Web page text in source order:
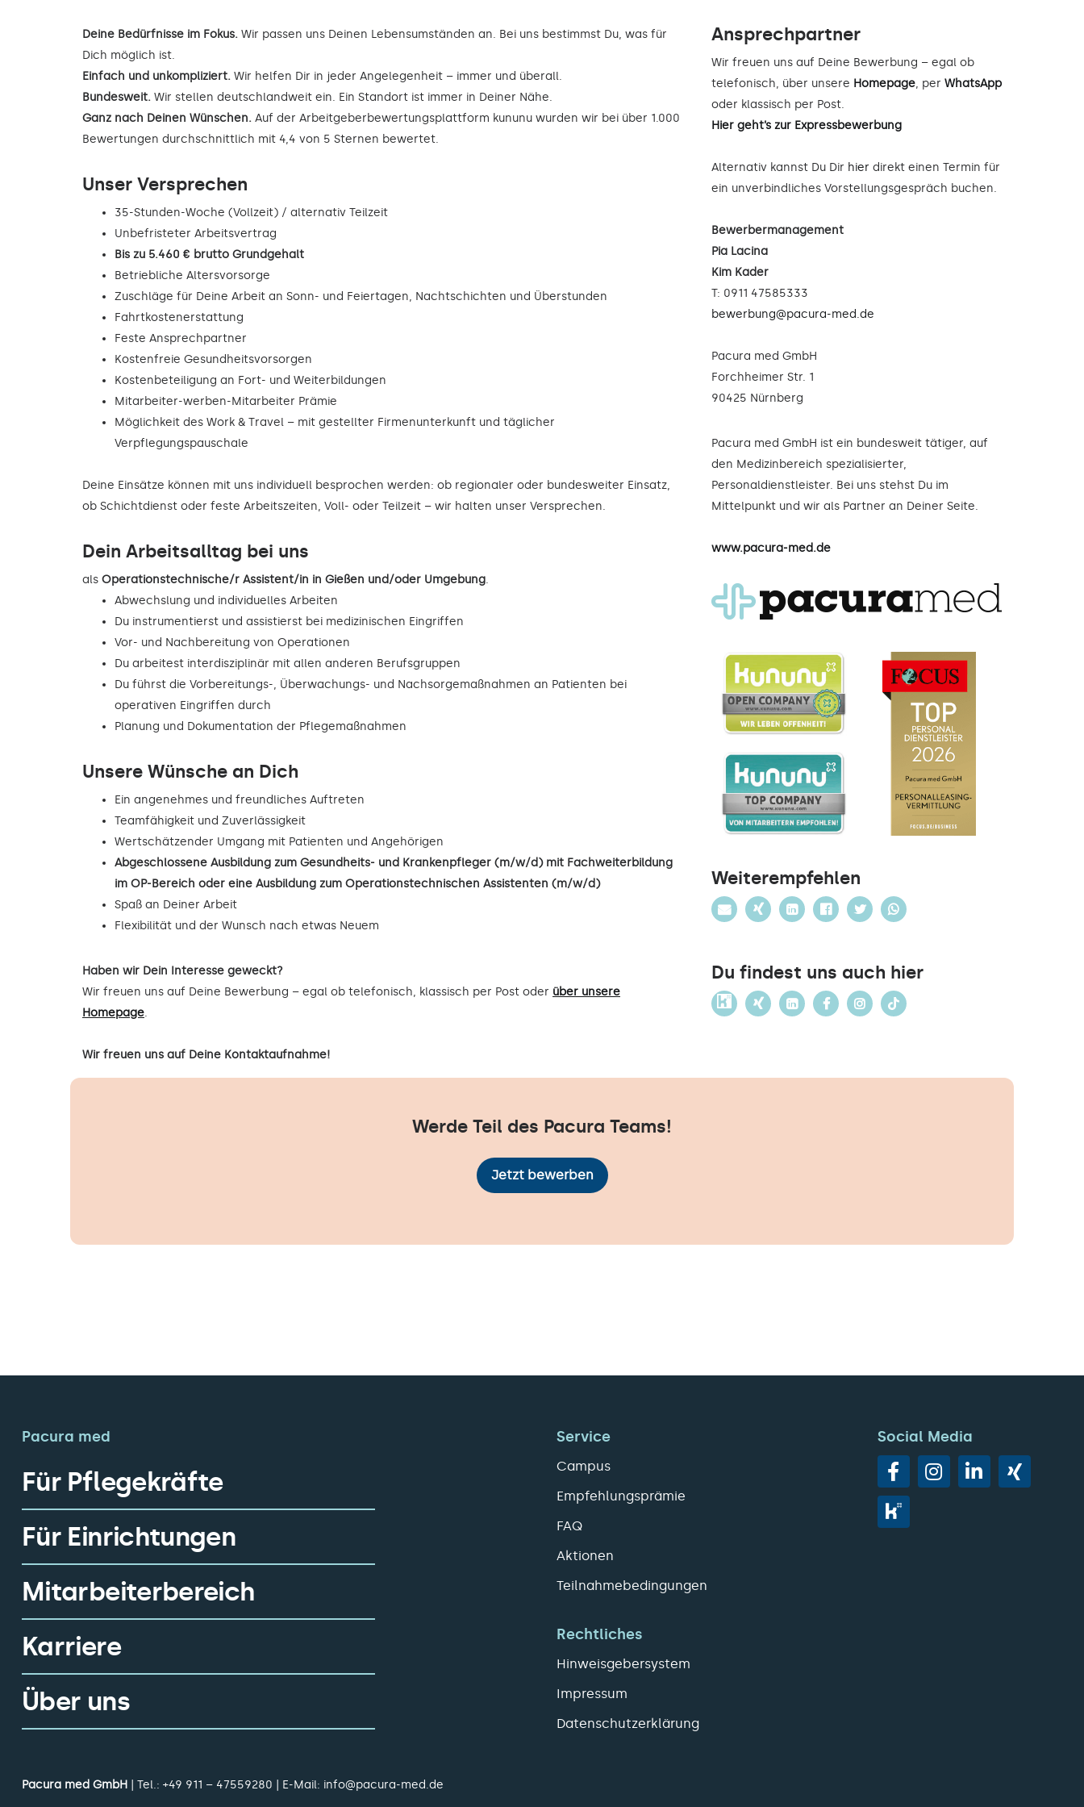
Deine Bedürfnisse im Fokus. Wir passen uns Deinen Lebensumständen an. Bei uns bestimmst Du, was für
Dich möglich ist.
Einfach und unkompliziert. Wir helfen Dir in jeder Angelegenheit – immer und überall.
Bundesweit. Wir stellen deutschlandweit ein. Ein Standort ist immer in Deiner Nähe.
Ganz nach Deinen Wünschen. Auf der Arbeitgeberbewertungsplattform kununu wurden wir bei über 1.000
Bewertungen durchschnittlich mit 4,4 von 5 Sternen bewertet.
Unser Versprechen
35-Stunden-Woche (Vollzeit) / alternativ Teilzeit
Unbefristeter Arbeitsvertrag
Bis zu 5.460 € brutto Grundgehalt
Betriebliche Altersvorsorge
Zuschläge für Deine Arbeit an Sonn- und Feiertagen, Nachtschichten und Überstunden
Fahrtkostenerstattung
Feste Ansprechpartner
Kostenfreie Gesundheitsvorsorgen
Kostenbeteiligung an Fort- und Weiterbildungen
Mitarbeiter-werben-Mitarbeiter Prämie
Möglichkeit des Work & Travel – mit gestellter Firmenunterkunft und täglicher
Verpflegungspauschale
Deine Einsätze können mit uns individuell besprochen werden: ob regionaler oder bundesweiter Einsatz,
ob Schichtdienst oder feste Arbeitszeiten, Voll- oder Teilzeit – wir halten unser Versprechen.
Dein Arbeitsalltag bei uns
als Operationstechnische/r Assistent/in in Gießen und/oder Umgebung.
Abwechslung und individuelles Arbeiten
Du instrumentierst und assistierst bei medizinischen Eingriffen
Vor- und Nachbereitung von Operationen
Du arbeitest interdisziplinär mit allen anderen Berufsgruppen
Du führst die Vorbereitungs-, Überwachungs- und Nachsorgemaßnahmen an Patienten bei
operativen Eingriffen durch
Planung und Dokumentation der Pflegemaßnahmen
Unsere Wünsche an Dich
Ein angenehmes und freundliches Auftreten
Teamfähigkeit und Zuverlässigkeit
Wertschätzender Umgang mit Patienten und Angehörigen
Abgeschlossene Ausbildung zum Gesundheits- und Krankenpfleger (m/w/d) mit Fachweiterbildung
im OP-Bereich oder eine Ausbildung zum Operationstechnischen Assistenten (m/w/d)
Spaß an Deiner Arbeit
Flexibilität und der Wunsch nach etwas Neuem
Haben wir Dein Interesse geweckt?
Wir freuen uns auf Deine Bewerbung – egal ob telefonisch, klassisch per Post oder über unsere
Homepage.
Wir freuen uns auf Deine Kontaktaufnahme!
Ansprechpartner
Wir freuen uns auf Deine Bewerbung – egal ob
telefonisch, über unsere Homepage, per WhatsApp
oder klassisch per Post.
Hier geht’s zur Expressbewerbung
Alternativ kannst Du Dir hier direkt einen Termin für
ein unverbindliches Vorstellungsgespräch buchen.
Bewerbermanagement
Pia Lacina
Kim Kader
T: 0911 47585333
bewerbung@pacura-med.de
Pacura med GmbH
Forchheimer Str. 1
90425 Nürnberg
Pacura med GmbH ist ein bundesweit tätiger, auf
den Medizinbereich spezialisierter,
Personaldienstleister. Bei uns stehst Du im
Mittelpunkt und wir als Partner an Deiner Seite.
www.pacura-med.de
Weiterempfehlen
Du findest uns auch hier
Werde Teil des Pacura Teams!
Jetzt bewerben
Pacura med
Für Pflegekräfte
Für Einrichtungen
Mitarbeiterbereich
Karriere
Über uns
Service
Campus
Empfehlungsprämie
FAQ
Aktionen
Teilnahmebedingungen
Rechtliches
Hinweisgebersystem
Impressum
Datenschutzerklärung
Social Media
Pacura med GmbH | Tel.: +49 911 – 47559280 | E-Mail: info@pacura-med.de